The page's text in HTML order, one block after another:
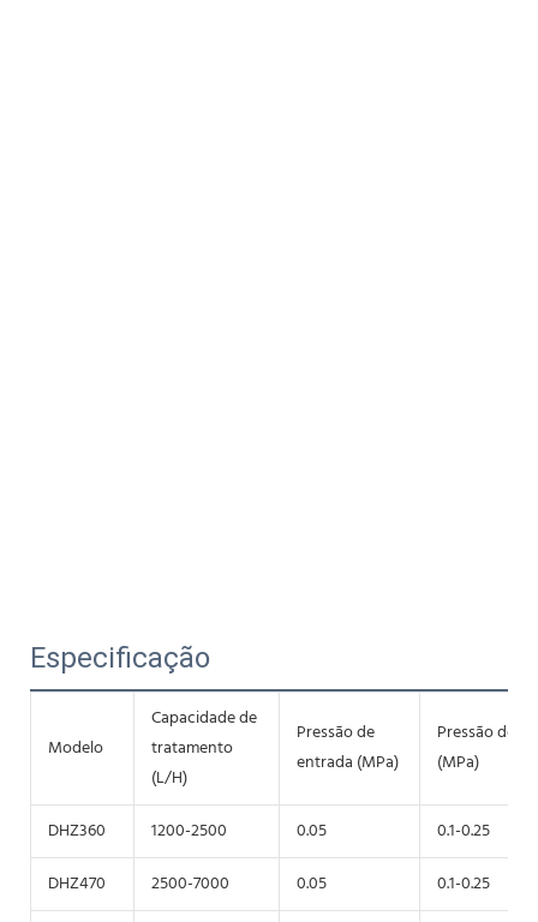
Especificação
Modelo
Capacidade de
tratamento
(L/H)
Pressão de
entrada (MPa)
Pressão de
(MPa)
DHZ360 1200-2500 0.05
0.1-0.25
DHZ470
2500-7000 0.05
0.1-0.25